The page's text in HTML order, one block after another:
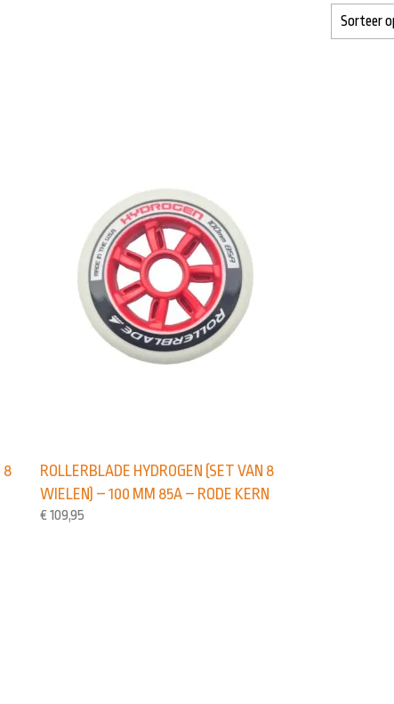
8
ROLLERBLADE HYDROGEN (SET VAN 8
WIELEN) – 100 MM 85A – RODE KERN
€ 109,95